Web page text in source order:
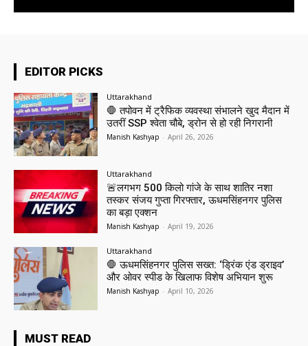
EDITOR PICKS
Uttarakhand
🛑 तपोवन में ट्रैफिक व्यवस्था संभालने खुद मैदान में
उतरीं SSP श्वेता चौबे, ड्रोन से हो रही निगरानी
Manish Kashyap - April 26, 2026
Uttarakhand
🚨लगभग 500 किलो गांजे के साथ शातिर नशा
तस्कर संजय गुप्ता गिरफ्तार, ऊधमसिंहनगर पुलिस
का बड़ा एक्शन
Manish Kashyap - April 19, 2026
Uttarakhand
🛑 ऊधमसिंहनगर पुलिस सख्त: ‘ड्रिंक एंड ड्राइव’
और ओवर स्पीड के खिलाफ विशेष अभियान शुरू
Manish Kashyap - April 10, 2026
MUST READ